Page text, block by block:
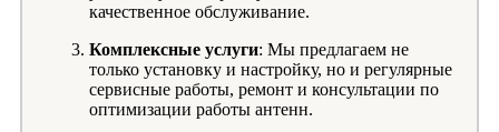
качественное обслуживание.
Комплексные услуги: Мы предлагаем не
только установку и настройку, но и регулярные
сервисные работы, ремонт и консультации по
оптимизации работы антенн.